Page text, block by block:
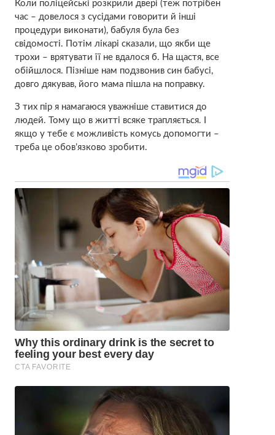
Коли поліцейські розкрили двері (теж потрібен
час – довелося з сусідами говорити й інші
процедури виконати), бабуля була без
свідомості. Потім лікарі сказали, що якби ще
трохи – врятувати її не вдалося б. На щастя, все
обійшлося. Пізніше нам подзвонив син бабусі,
довго дякував, його мама пішла на поправку.
З тих пір я намагаюся уважніше ставитися до
людей. Тому що в житті всяке трапляється. І
якщо у тебе є можливість комусь допомогти –
треба це обов’язково зробити.